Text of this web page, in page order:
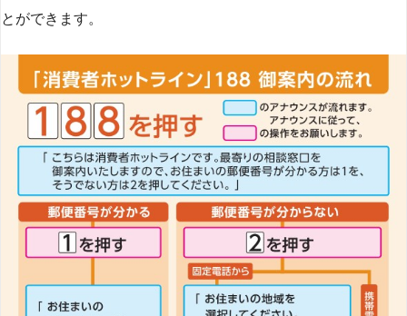
とができます​​。